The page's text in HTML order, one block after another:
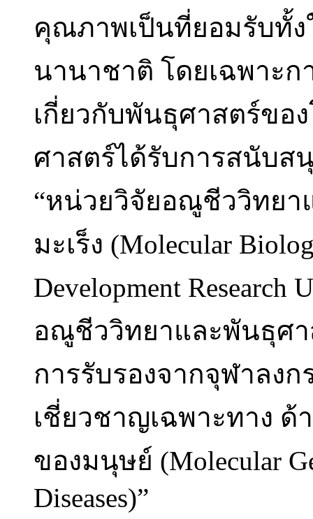
คุณภาพเป็นที่ยอมรับทั้
นานาชาติ โดยเฉพาะ
เกี่ยวกับพันธุศาสตร์ขอ
ศาสตร์ได้รับการสนับส
“หน่วยวิจัยอณูชีววิทยา
มะเร็ง (Molecular
Development
อณูชีววิทยาและพันธุศา
การรับรองจากจุฬาลง
เชี่ยวชาญเฉพาะทาง
ของมนุษย์ (Molecular
Diseases)”